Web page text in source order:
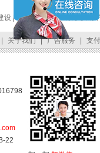
设 | 全国供销合作社数字供销
| 关于我们 | 广告服务 | 支
22